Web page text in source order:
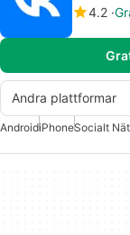
4.2
Andra plattformar
AndroidiPhoneSocialt